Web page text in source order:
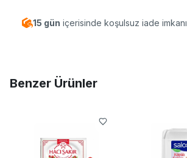
15 gün içerisinde koşulsuz iade imkanı
Benzer Ürünler